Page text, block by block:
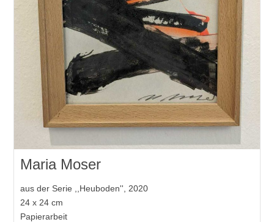
Maria Moser
aus der Serie ,,Heuboden'', 2020
24 x 24 cm
Papierarbeit